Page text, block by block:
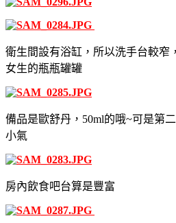
衛生間設有浴缸，所以洗手台較窄
女生的瓶瓶罐罐
備品是歐舒丹，50ml的哦~可是第
小氣
房內飲食吧台算是豐富